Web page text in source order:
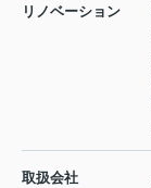
リノベーション
取扱会社